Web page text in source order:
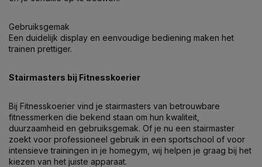
Gebruiksgemak
Een duidelijk display en eenvoudige bediening maken het
trainen prettiger.
Stairmasters bij Fitnesskoerier
Bij Fitnesskoerier vind je stairmasters van betrouwbare
fitnessmerken die bekend staan om hun kwaliteit,
duurzaamheid en gebruiksgemak. Of je nu een stairmaster
zoekt voor professioneel gebruik in een sportschool of voor
intensieve trainingen in je homegym, wij helpen je graag bij het
kiezen van het juiste apparaat.